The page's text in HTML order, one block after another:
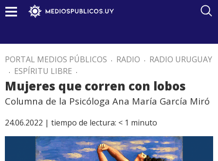
PORTAL MEDIOS PÚBLICOS . RADIO . RADIO URUGUAY
. ESPÍRITU LIBRE .
Mujeres que corren con lobos
Columna de la Psicóloga Ana María García Miró
24.06.2022 | tiempo de lectura: < 1 minuto